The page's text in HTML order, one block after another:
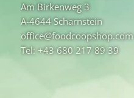
Am Birkenweg 3
A-4644 Scharnstein
office@foodcoopshop.com
Tel: +43 680 217 89 39